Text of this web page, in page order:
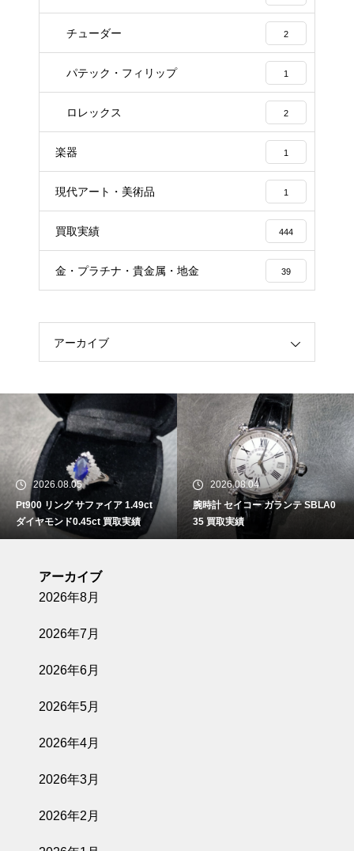
チューダー 2
パテック・フィリップ 1
ロレックス 2
楽器 1
現代アート・美術品 1
買取実績 444
金・プラチナ・貴金属・地金 39
アーカイブ
2026.08.05
Pt900 リング サファイア 1.49ct
ダイヤモンド0.45ct 買取実績
2026.08.04
腕時計 セイコー ガランテ SBLA0
35 買取実績
アーカイブ
2026年8月
2026年7月
2026年6月
2026年5月
2026年4月
2026年3月
2026年2月